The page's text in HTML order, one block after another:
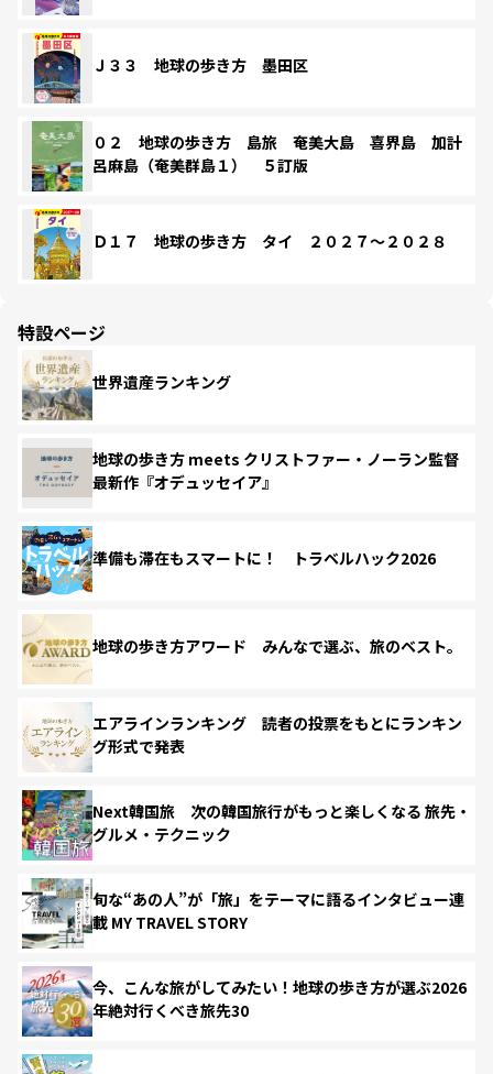
Ｊ３３ 地球の歩き方 墨田区
０２ 地球の歩き方 島旅 奄美大島 喜界島 加計
呂麻島（奄美群島１） ５訂版
Ｄ１７ 地球の歩き方 タイ ２０２７～２０２８
特設ページ
世界遺産ランキング
地球の歩き方 meets クリストファー・ノーラン監督
最新作『オデュッセイア』
準備も滞在もスマートに！ トラベルハック2026
地球の歩き方アワード みんなで選ぶ、旅のベスト。
エアラインランキング 読者の投票をもとにランキン
グ形式で発表
Next韓国旅 次の韓国旅行がもっと楽しくなる 旅先・
グルメ・テクニック
旬な“あの人”が「旅」をテーマに語るインタビュー連
載 MY TRAVEL STORY
今、こんな旅がしてみたい！地球の歩き方が選ぶ2026
年絶対行くべき旅先30